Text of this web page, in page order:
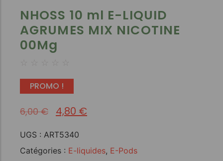
NHOSS 10 ml E-LIQUID
AGRUMES MIX NICOTINE
00Mg
☆ ☆ ☆ ☆ ☆
PROMO !
6,00€ 4,80 €
UGS : ART5340
Catégories : E-liquides, E-Pods